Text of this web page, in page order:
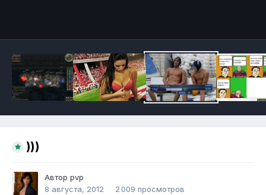
)))
Автор pvp
8 августа, 2012
2 009 просмотров